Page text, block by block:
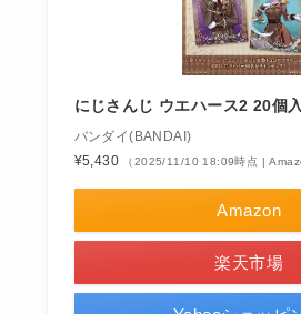
にじさんじ ウエハース2 20個
バンダイ(BANDAI)
¥5,430
（2025/11/10 18:09時点 |
Amazon
楽天市場